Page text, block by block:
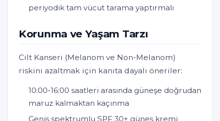
periyodik tam vücut tarama yaptırmalı
Korunma ve Yaşam Tarzı
Cilt Kanseri (Melanom ve Non-Melanom)
riskini azaltmak için kanıta dayalı öneriler:
10:00-16:00 saatleri arasında güneşe doğrudan
maruz kalmaktan kaçınma
Geniş spektrumlu SPF 30+ güneş kremi